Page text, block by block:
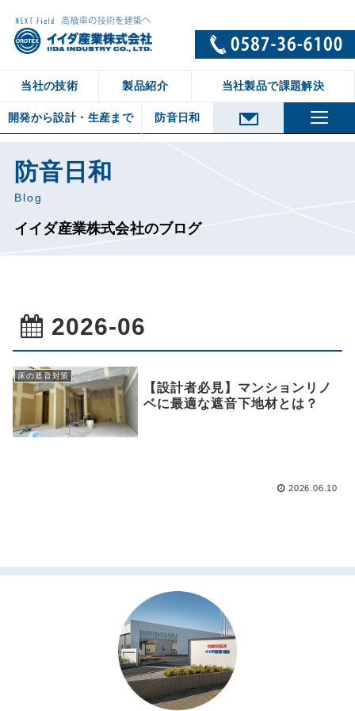
当社の技術
当社の技術トップ
ゼトロNV-αⅡの制振遮音技術
金属屋根の防音性能
音響評価技術
耐火性能
製品紹介
製品紹介トップ
木造用重量床衝撃音低減ダンパー
貼るだけ遮音対策 ゼトロ
壁用遮音テープ
金属屋根用制振テープ
直床断熱遮音ユニット
シャルダン SPF400
シャルダン OY430
フローリング直貼り用接着剤
熱膨張性耐火材（防火部材）
当社製品で課題解決
住宅メーカー技術者様へ
建築設計者様へ
建材メーカー様へ
開発から設計・生産まで 防音日和
防音日和
Blog
イイダ産業株式会社のブログ
2026-06
床の遮音対策
【設計者必見】マンションリノ
ベに最適な遮音下地材とは？
2026.06.10